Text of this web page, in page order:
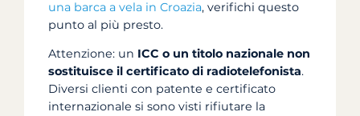
una barca a vela in Croazia, verifichi questo
punto al più presto.
Attenzione: un ICC o un titolo nazionale non
sostituisce il certificato di radiotelefonista.
Diversi clienti con patente e certificato
internazionale si sono visti rifiutare la